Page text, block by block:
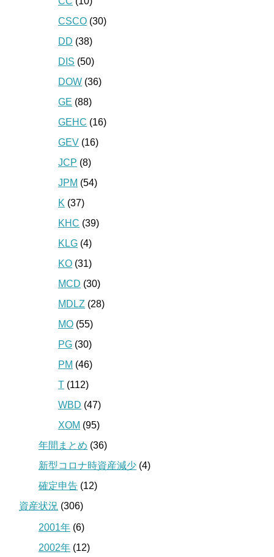
CSCO (30)
DD (38)
DIS (50)
DOW (36)
GE (88)
GEHC (16)
GEV (16)
JCP (8)
JPM (54)
K (37)
KHC (39)
KLG (4)
KO (31)
MCD (30)
MDLZ (28)
MO (55)
PG (30)
PM (46)
T (112)
WBD (47)
XOM (95)
年間まとめ (36)
新型コロナ時資産減少 (4)
確定申告 (12)
資産状況 (306)
2001年 (6)
2002年 (12)